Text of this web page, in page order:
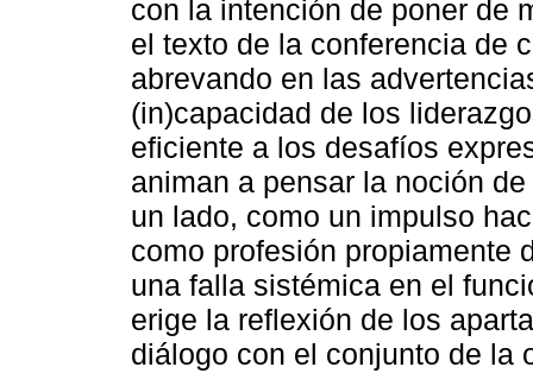
con la intención de poner de
el texto de la conferencia de
abrevando en las
(in)capacidad de los
eficiente a los desafíos
animan a pensar la noción
un lado, como un impulso
como profesión propiamente
una falla sistémica en el
erige la reflexión de los
diálogo con el conjunto de la